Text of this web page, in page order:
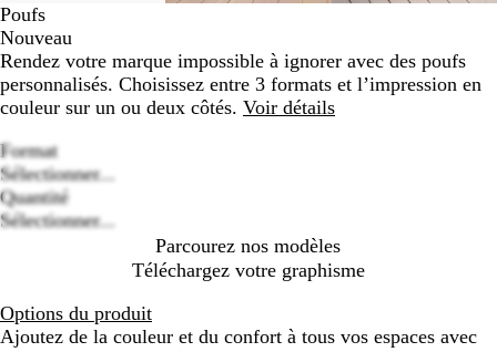
les
touches
fléchées
défiler
les
touches
fléchées
les
touches
Poufs
Nouveau
Rendez votre marque impossible à ignorer avec des poufs
personnalisés. Choisissez entre 3 formats et l’impression en
couleur sur un ou deux côtés. Voir détails
Format
Sélectionner...
Quantité
Sélectionner...
Parcourez nos modèles
Téléchargez votre graphisme
Options du produit
Ajoutez de la couleur et du confort à tous vos espaces avec